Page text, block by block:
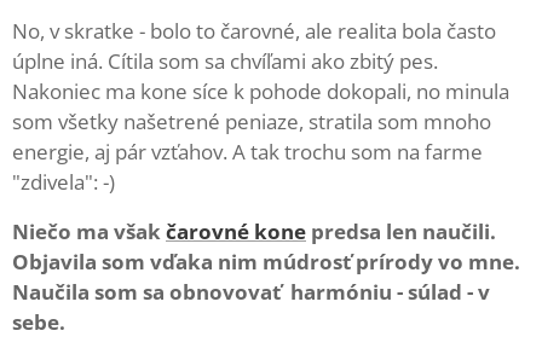
No, v skratke - bolo to čarovné, ale realita bola často
úplne iná. Cítila som sa chvíľami ako zbitý pes.
Nakoniec ma kone síce k pohode dokopali, no minula
som všetky našetrené peniaze, stratila som mnoho
energie, aj pár vzťahov. A tak trochu som na farme
"zdivela": -)
Niečo ma však čarovné kone predsa len naučili.
Objavila som vďaka nim múdrosť prírody vo mne.
Naučila som sa obnovovať harmóniu - súlad - v
sebe.